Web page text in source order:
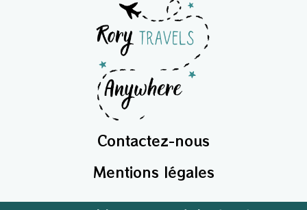
Contactez-nous
Mentions légales